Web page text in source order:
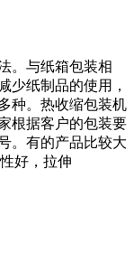
。与纸箱包装相
少纸制品的使用，
种。热收缩包装机
根据客户的包装要
。有的产品比较大
好，拉伸